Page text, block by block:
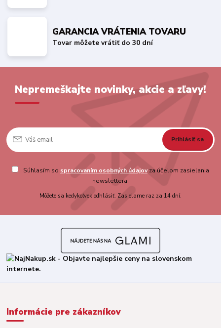
GARANCIA VRÁTENIA TOVARU
Tovar môžete vrátiť do 30 dní
Nepremeškajte novinky, akcie a zľavy!
Prihlásiť sa
Súhlasím so spracovaním osobných údajovza účelom zasielania
newslettera.
Môžete sa kedykoľvek odhlásiť. Zasielame raz za 14 dní.
Informácie pre zákazníkov